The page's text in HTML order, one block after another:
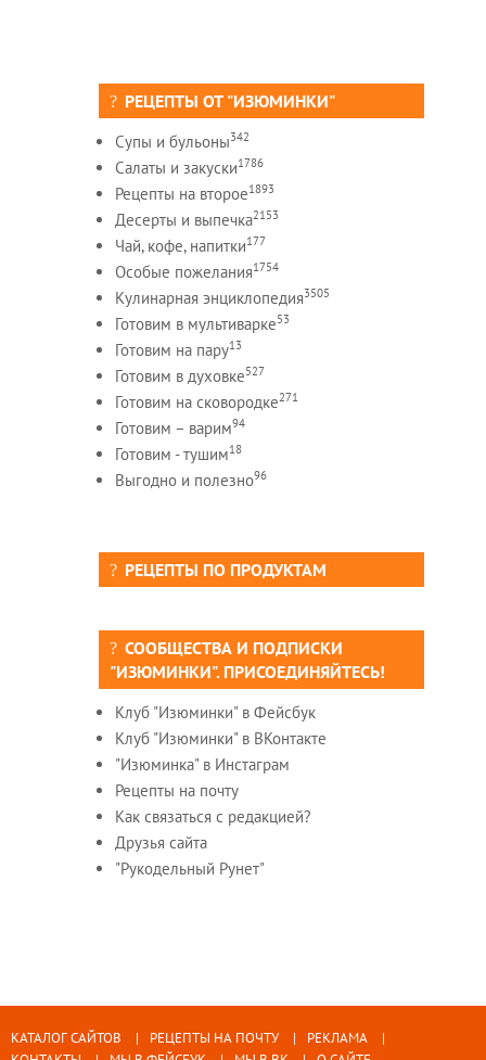
РЕЦЕПТЫ ОТ "ИЗЮМИНКИ"
Супы и бульоны342
Салаты и закуски1786
Рецепты на второе1893
Десерты и выпечка2153
Чай, кофе, напитки177
Особые пожелания1754
Кулинарная энциклопедия3505
Готовим в мультиварке53
Готовим на пару13
Готовим в духовке527
Готовим на сковородке271
Готовим – варим94
Готовим - тушим18
Выгодно и полезно96
РЕЦЕПТЫ ПО ПРОДУКТАМ
СООБЩЕСТВА И ПОДПИСКИ
"ИЗЮМИНКИ". ПРИСОЕДИНЯЙТЕСЬ!
Клуб "Изюминки" в Фейсбук
Клуб "Изюминки" в ВКонтакте
"Изюминка" в Инстаграм
Рецепты на почту
Как связаться с редакцией?
Друзья сайта
"Рукодельный Рунет"
КАТАЛОГ САЙТОВ РЕЦЕПТЫ НА ПОЧТУ
РЕКЛАМА